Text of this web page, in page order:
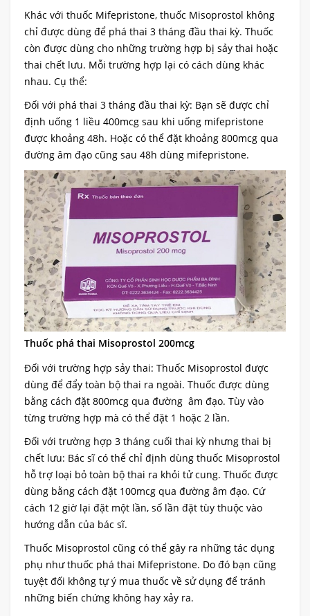
Khác với thuốc Mifepristone, thuốc Misoprostol không
chỉ được dùng để phá thai 3 tháng đầu thai kỳ. Thuốc
còn được dùng cho những trường hợp bị sảy thai hoặc
thai chết lưu. Mỗi trường hợp lại có cách dùng khác
nhau. Cụ thể:
Đối với phá thai 3 tháng đầu thai kỳ: Bạn sẽ được chỉ
định uống 1 liều 400mcg sau khi uống mifepristone
được khoảng 48h. Hoặc có thể đặt khoảng 800mcg qua
đường âm đạo cũng sau 48h dùng mifepristone.
Thuốc phá thai Misoprostol 200mcg
Đối với trường hợp sảy thai: Thuốc Misoprostol được
dùng để đẩy toàn bộ thai ra ngoài. Thuốc được dùng
bằng cách đặt 800mcg qua đường âm đạo. Tùy vào
từng trường hợp mà có thể đặt 1 hoặc 2 lần.
Đối với trường hợp 3 tháng cuối thai kỳ nhưng thai bị
chết lưu: Bác sĩ có thể chỉ định dùng thuốc Misoprostol
hỗ trợ loại bỏ toàn bộ thai ra khỏi tử cung. Thuốc được
dùng bằng cách đặt 100mcg qua đường âm đạo. Cứ
cách 12 giờ lại đặt một lần, số lần đặt tùy thuộc vào
hướng dẫn của bác sĩ.
Thuốc Misoprostol cũng có thể gây ra những tác dụng
phụ như thuốc phá thai Mifepristone. Do đó bạn cũng
tuyệt đối không tự ý mua thuốc về sử dụng để tránh
những biến chứng không hay xảy ra.